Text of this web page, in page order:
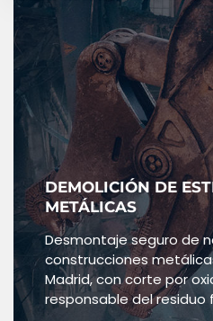
DEMOLICIÓN DE
METÁLICAS
Desmontaje seguro de
construcciones
Madrid, con corte por
responsable del residuo